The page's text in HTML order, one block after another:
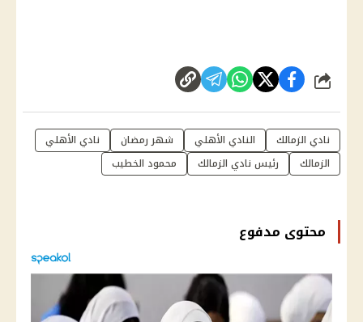
شارك
نادي الزمالك النادي الأهلي شهر رمضان
نادي الأهلي
الزمالك
رئيس نادي الزمالك محمود الخطيب
محتوى مدفوع